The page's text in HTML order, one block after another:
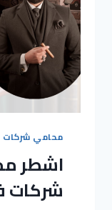
محامي شركات
اشطر
شركات